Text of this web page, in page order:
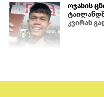
ოჯახის
კვირას